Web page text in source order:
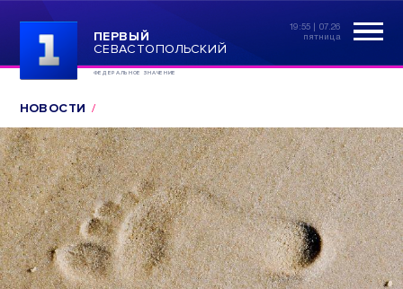
ПЕРВЫЙ
СЕВАСТОПОЛЬСКИЙ
ФЕДЕРАЛЬНОЕ ЗНАЧЕНИЕ
19:55 | 07.26
пятница
НОВОСТИ